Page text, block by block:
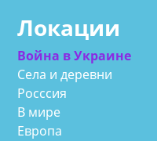
Локации
Война в Украине
Села и деревни
Росссия
В мире
Европа